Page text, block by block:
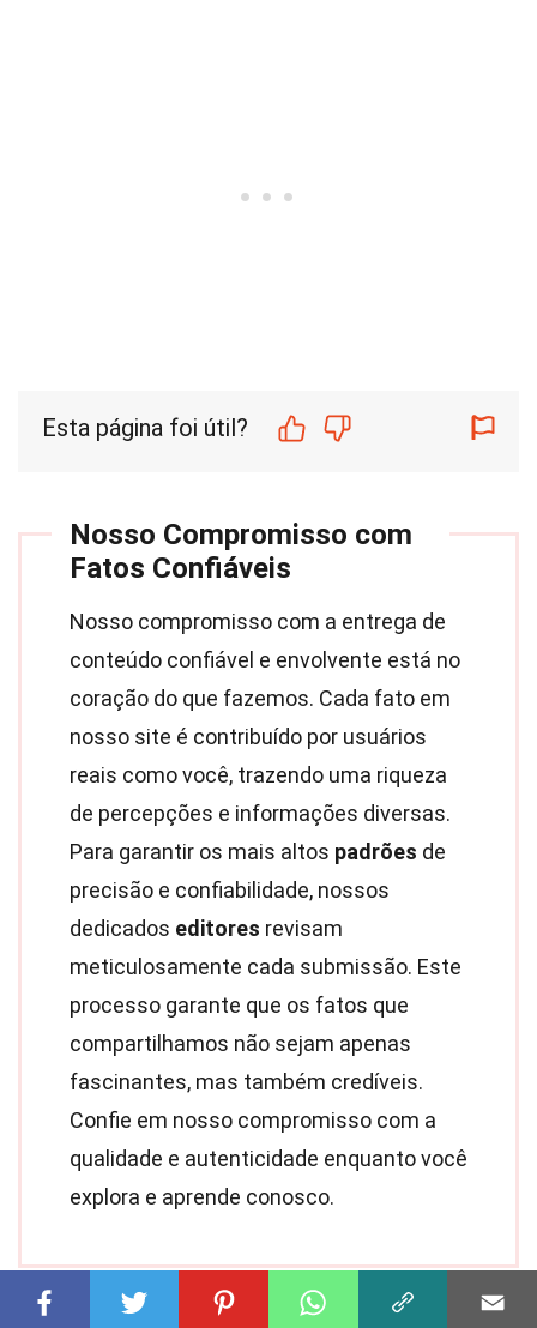
Esta página foi útil?
Nosso Compromisso com
Fatos Confiáveis
Nosso compromisso com a entrega de
conteúdo confiável e envolvente está no
coração do que fazemos. Cada fato em
nosso site é contribuído por usuários
reais como você, trazendo uma riqueza
de percepções e informações diversas.
Para garantir os mais altos padrões de
precisão e confiabilidade, nossos
dedicados editores revisam
meticulosamente cada submissão. Este
processo garante que os fatos que
compartilhamos não sejam apenas
fascinantes, mas também credíveis.
Confie em nosso compromisso com a
qualidade e autenticidade enquanto você
explora e aprende conosco.